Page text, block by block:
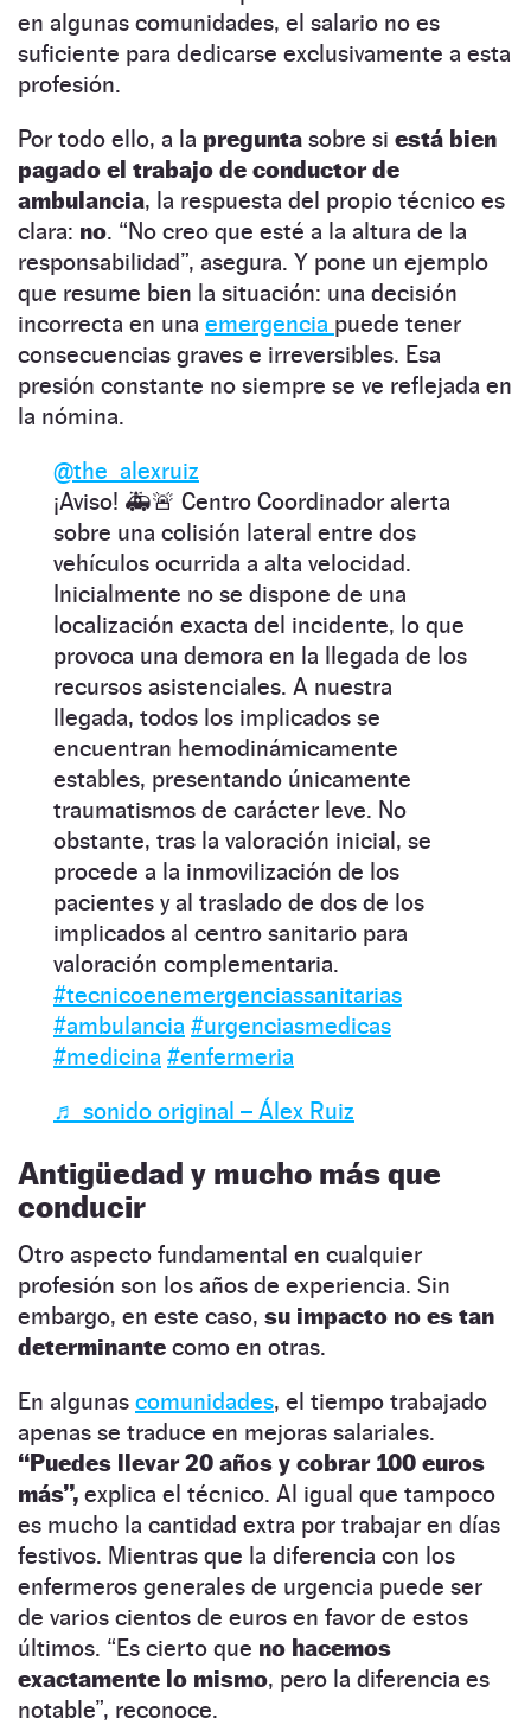
en algunas comunidades, el salario no es
suficiente para dedicarse exclusivamente a esta
profesión.
Por todo ello, a la pregunta sobre si está bien
pagado el trabajo de conductor de
ambulancia, la respuesta del propio técnico es
clara: no. “No creo que esté a la altura de la
responsabilidad”, asegura. Y pone un ejemplo
que resume bien la situación: una decisión
incorrecta en una emergencia puede tener
consecuencias graves e irreversibles. Esa
presión constante no siempre se ve reflejada en
la nómina.
@the_alexruiz
¡Aviso! 🚑🚨 Centro Coordinador alerta
sobre una colisión lateral entre dos
vehículos ocurrida a alta velocidad.
Inicialmente no se dispone de una
localización exacta del incidente, lo que
provoca una demora en la llegada de los
recursos asistenciales. A nuestra
llegada, todos los implicados se
encuentran hemodinámicamente
estables, presentando únicamente
traumatismos de carácter leve. No
obstante, tras la valoración inicial, se
procede a la inmovilización de los
pacientes y al traslado de dos de los
implicados al centro sanitario para
valoración complementaria.
#tecnicoenemergenciassanitarias
#ambulancia #urgenciasmedicas
#medicina #enfermeria
♬ sonido original – Álex Ruiz
Antigüedad y mucho más que
conducir
Otro aspecto fundamental en cualquier
profesión son los años de experiencia. Sin
embargo, en este caso, su impacto no es tan
determinante como en otras.
En algunas comunidades, el tiempo trabajado
apenas se traduce en mejoras salariales.
“Puedes llevar 20 años y cobrar 100 euros
más”, explica el técnico. Al igual que tampoco
es mucho la cantidad extra por trabajar en días
festivos. Mientras que la diferencia con los
enfermeros generales de urgencia puede ser
de varios cientos de euros en favor de estos
últimos. “Es cierto que no hacemos
exactamente lo mismo, pero la diferencia es
notable”, reconoce.